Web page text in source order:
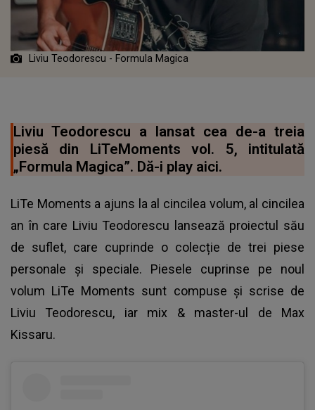
Liviu Teodorescu - Formula Magica
Liviu Teodorescu a lansat cea de-a treia
piesă din LiTeMoments vol. 5, intitulată
„Formula Magica”. Dă-i play aici.
LiTe Moments a ajuns la al cincilea volum, al cincilea
an în care Liviu Teodorescu lansează proiectul său
de suflet, care cuprinde o colecție de trei piese
personale și speciale. Piesele cuprinse pe noul
volum LiTe Moments sunt compuse și scrise de
Liviu Teodorescu, iar mix & master-ul de Max
Kissaru.